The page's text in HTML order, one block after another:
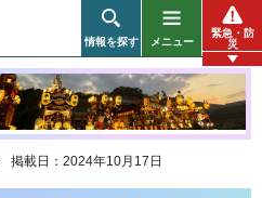
情報を探す メニュー
緊急・防
災
掲載日：2024年10月17日